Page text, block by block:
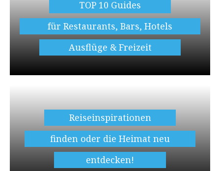
TOP 10 Guides
für Restaurants, Bars, Hotels
Ausflüge & Freizeit
Reiseinspirationen
finden oder die Heimat neu
entdecken!